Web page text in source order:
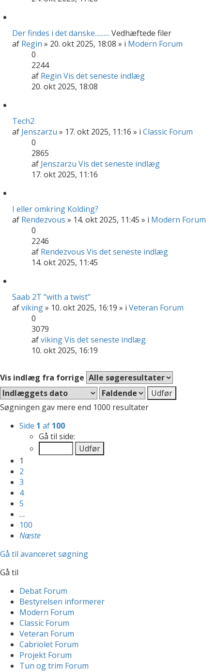
Der findes i det danske.......... Vedhæftede filer
af Regin » 20. okt 2025, 18:08 » i Modern Forum
0
2244
af Regin Vis det seneste indlæg
20. okt 2025, 18:08
Tech2
af Jenszarzu » 17. okt 2025, 11:16 » i Classic Forum
0
2865
af Jenszarzu Vis det seneste indlæg
17. okt 2025, 11:16
I eller omkring Kolding?
af Rendezvous » 14. okt 2025, 11:45 » i Modern Forum
0
2246
af Rendezvous Vis det seneste indlæg
14. okt 2025, 11:45
Saab 2T "with a twist"
afviking» 10. okt 2025, 16:19 » i Veteran Forum
0
3079
afvikingVis det seneste indlæg
10. okt 2025, 16:19
Vis indlæg fra forrige
Søgningen gav mere end 1000 resultater
Side 1 af 100
Gå til side:
1
2
3
4
5
…
100
Næste
Gå til avanceret søgning
Gå til
Debat Forum
Bestyrelsen informerer
Modern Forum
Classic Forum
Veteran Forum
Cabriolet Forum
Projekt Forum
Tun og trim Forum